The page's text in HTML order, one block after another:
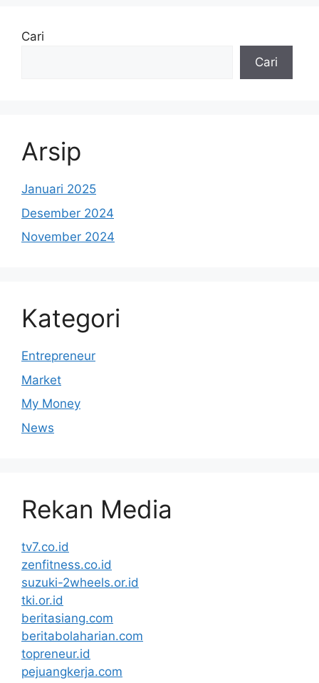
Cari
Cari
Arsip
Januari 2025
Desember 2024
November 2024
Kategori
Entrepreneur
Market
My Money
News
Rekan Media
tv7.co.id
zenfitness.co.id
suzuki-2wheels.or.id
tki.or.id
beritasiang.com
beritabolaharian.com
topreneur.id
pejuangkerja.com